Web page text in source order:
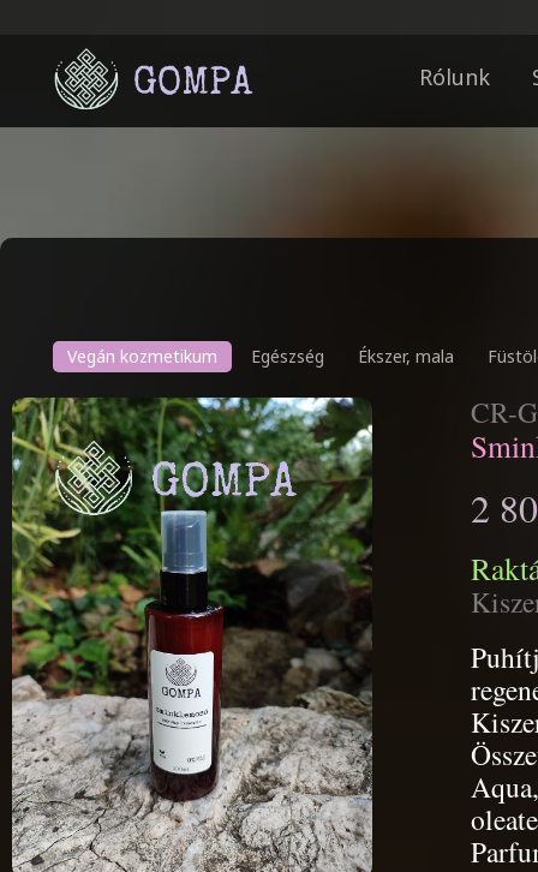
Rólunk
Vegán kozmetikum Egészség Ékszer, mala
CR-
2